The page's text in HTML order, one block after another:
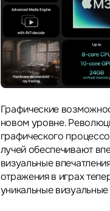
Графические
новом уровне.
графического
лучей обеспечивают
визуальные
отражения в играх
уникальные